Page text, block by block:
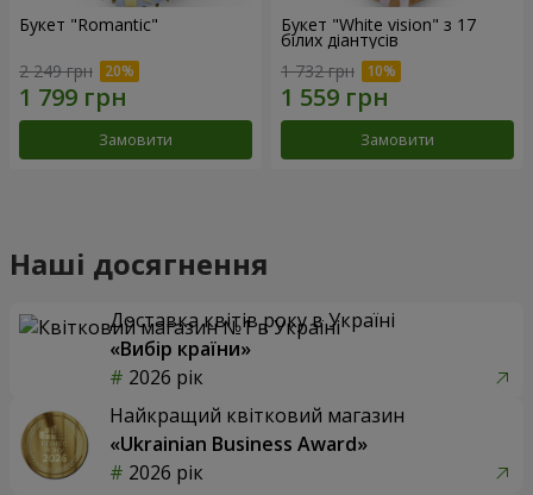
Букет "Romantic"
2 249 грн
Замовити
Букет "White vision" з 17
білих діантусів
1 732 грн
Замовити
Наші досягнення
Доставка квітів року в Україні
«Вибір країни»
2026 рік
Найкращий квітковий магазин
«Ukrainian Business Award»
2026 рік